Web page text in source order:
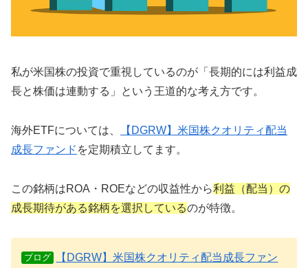
私が米国株の投資で重視しているのが「長期的には利益成
長と株価は連動する」という王道的な考え方です。
海外ETFについては、
【DGRW】米国株クオリティ配当
成長ファンド を定期積立してます。
この銘柄はROA・ROEなどの収益性から利益（配当）の
成長期待がある銘柄を選択しているのが特徴。
ブログ
【DGRW】米国株クオリティ配当成長ファン